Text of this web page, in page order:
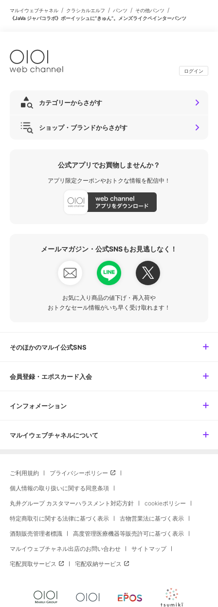
マルイウェブチャネル / クラシカルエルフ / パンツ / その他パンツ /
《JaVa ジャバコラボ》ボーイッシュに”きゅん”。メンズライクペインターパンツ
ログイン
カテゴリーからさがす
ショップ・ブランドからさがす
公式アプリでお買物しませんか？
アプリ限定クーポンやおトクな情報を配信中！
メールマガジン・公式SNSもお見逃しなく！
お気に入り商品の値下げ・再入荷や
おトクなセール情報がいち早く受け取れます！
そのほかのマルイ公式SNS
会員登録・エポスカード入会
インフォメーション
マルイウェブチャネルについて
ご利用規約 プライバシーポリシー
個人情報の取り扱いに関する同意条項
丸井グループ カスタマーハラスメント対応方針 cookieポリシー
特定商取引に関する法律に基づく表示 古物営業法に基づく表示
酒類販売管理者標識 高度管理医療機器等販売許可に基づく表示
マルイウェブチャネル出店のお問い合わせ サイトマップ
宅配買取サービス 宅配収納サービス